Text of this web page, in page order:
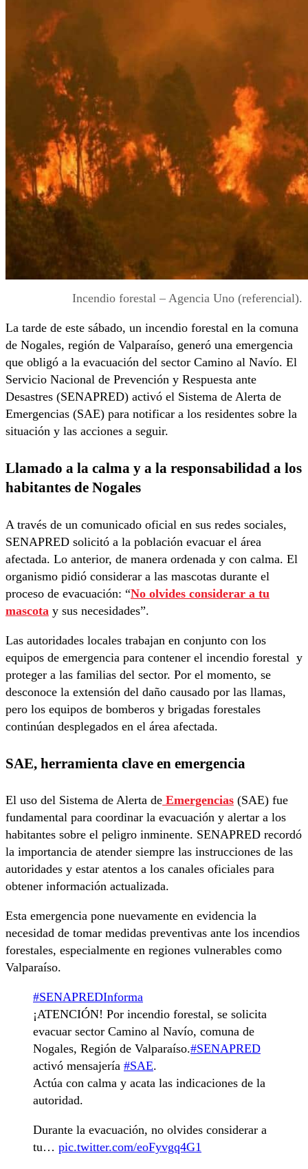
Incendio forestal – Agencia Uno (referencial).
La tarde de este sábado, un incendio forestal en la comuna
de Nogales, región de Valparaíso, generó una emergencia
que obligó a la evacuación del sector Camino al Navío. El
Servicio Nacional de Prevención y Respuesta ante
Desastres (SENAPRED) activó el Sistema de Alerta de
Emergencias (SAE) para notificar a los residentes sobre la
situación y las acciones a seguir.
Llamado a la calma y a la responsabilidad a los
habitantes de Nogales
A través de un comunicado oficial en sus redes sociales,
SENAPRED solicitó a la población evacuar el área
afectada. Lo anterior, de manera ordenada y con calma. El
organismo pidió considerar a las mascotas durante el
proceso de evacuación: “No olvides considerar a tu
mascota y sus necesidades”.
Las autoridades locales trabajan en conjunto con los
equipos de emergencia para contener el incendio forestal y
proteger a las familias del sector. Por el momento, se
desconoce la extensión del daño causado por las llamas,
pero los equipos de bomberos y brigadas forestales
continúan desplegados en el área afectada.
SAE, herramienta clave en emergencia
El uso del Sistema de Alerta de Emergencias (SAE) fue
fundamental para coordinar la evacuación y alertar a los
habitantes sobre el peligro inminente. SENAPRED recordó
la importancia de atender siempre las instrucciones de las
autoridades y estar atentos a los canales oficiales para
obtener información actualizada.
Esta emergencia pone nuevamente en evidencia la
necesidad de tomar medidas preventivas ante los incendios
forestales, especialmente en regiones vulnerables como
Valparaíso.
#SENAPREDInforma
¡ATENCIÓN! Por incendio forestal, se solicita
evacuar sector Camino al Navío, comuna de
Nogales, Región de Valparaíso.#SENAPRED
activó mensajería #SAE.
Actúa con calma y acata las indicaciones de la
autoridad.
Durante la evacuación, no olvides considerar a
tu… pic.twitter.com/eoFyvgq4G1